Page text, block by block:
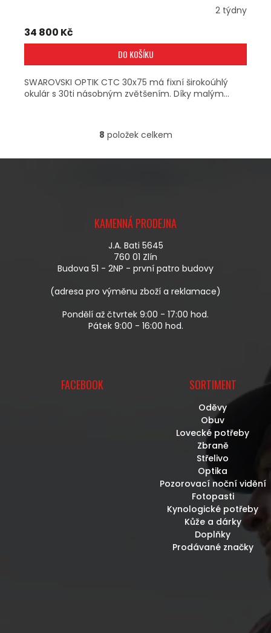
2 týdny
34 800 Kč
DO KOŠÍKU
SWAROVSKI OPTIK CTC 30x75 má fixní širokoúhlý
okulár s 30ti násobným zvětšením. Díky malým...
O
L
Í
P
R
V
K
V
P
I
8 položek celkem
KAMENNÁ PRODEJNA
J.A. Bati 5645
760 01 Zlín
Budova 51 - 2NP - první patro budovy
(adresa pro výměnu zboží a reklamace)
Pondělí až čtvrtek 9:00 - 17:00 hod.
Pátek 9:00 - 16:00 hod.
FACEBOOK SORTIMENT
Oděvy
Obuv
Lovecké potřeby
Zbraně
Střelivo
Optika
Pozorovací noční vidění
Fotopasti
Kynologické potřeby
Kůže a dárky
Doplňky
Prodávané značky